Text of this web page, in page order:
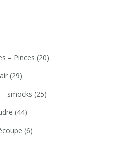
– Pinces (20)
(29)
smocks (25)
(44)
(6)